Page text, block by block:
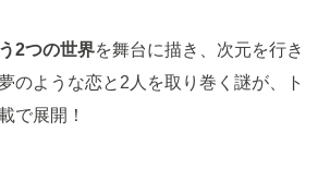
2つの世界を舞台に描き、次元を行き
のような恋と2人を取り巻く謎が、ト
で展開！